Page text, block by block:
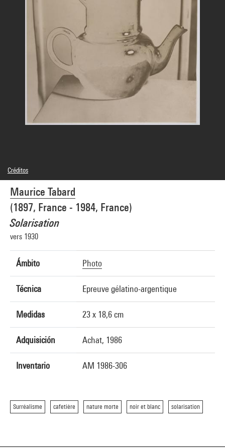
Maurice Tabard
(1897, France - 1984, France)
Solarisation
vers 1930
Ámbito Photo
Técnica Epreuve gélatino-argentique
Medidas 23 x 18,6 cm
Adquisición Achat, 1986
Inventario AM 1986-306
Surréalisme cafetière nature morte noir et blanc solarisation
Créditos
© droits réservés
Créditos fotográficos : Centre Pompidou, MNAM-CCI/Jacques Faujour/Dist.
GrandPalaisRmn
Referencia de la imagen : 4R14657 [1999 CX 0869]